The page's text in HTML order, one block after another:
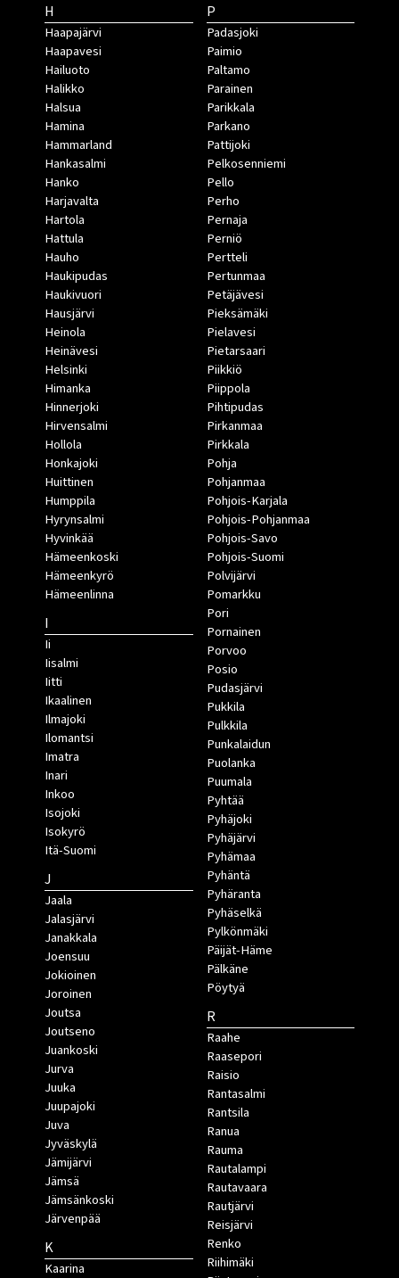
H
Haapajärvi
Haapavesi
Hailuoto
Halikko
Halsua
Hamina
Hammarland
Hankasalmi
Hanko
Harjavalta
Hartola
Hattula
Hauho
Haukipudas
Haukivuori
Hausjärvi
Heinola
Heinävesi
Helsinki
Himanka
Hinnerjoki
Hirvensalmi
Hollola
Honkajoki
Huittinen
Humppila
Hyrynsalmi
Hyvinkää
Hämeenkoski
Hämeenkyrö
Hämeenlinna
I
Ii
Iisalmi
Iitti
Ikaalinen
Ilmajoki
Ilomantsi
Imatra
Inari
Inkoo
Isojoki
Isokyrö
Itä-Suomi
J
Jaala
Jalasjärvi
Janakkala
Joensuu
Jokioinen
Joroinen
Joutsa
Joutseno
Juankoski
Jurva
Juuka
Juupajoki
Juva
Jyväskylä
Jämijärvi
Jämsä
Jämsänkoski
Järvenpää
K
Kaarina
P
Padasjoki
Paimio
Paltamo
Parainen
Parikkala
Parkano
Pattijoki
Pelkosenniemi
Pello
Perho
Pernaja
Perniö
Pertteli
Pertunmaa
Petäjävesi
Pieksämäki
Pielavesi
Pietarsaari
Piikkiö
Piippola
Pihtipudas
Pirkanmaa
Pirkkala
Pohja
Pohjanmaa
Pohjois-Karjala
Pohjois-Pohjanmaa
Pohjois-Savo
Pohjois-Suomi
Polvijärvi
Pomarkku
Pori
Pornainen
Porvoo
Posio
Pudasjärvi
Pukkila
Pulkkila
Punkalaidun
Puolanka
Puumala
Pyhtää
Pyhäjoki
Pyhäjärvi
Pyhämaa
Pyhäntä
Pyhäranta
Pyhäselkä
Pylkönmäki
Päijät-Häme
Pälkäne
Pöytyä
R
Raahe
Raasepori
Raisio
Rantasalmi
Rantsila
Ranua
Rauma
Rautalampi
Rautavaara
Rautjärvi
Reisjärvi
Renko
Riihimäki